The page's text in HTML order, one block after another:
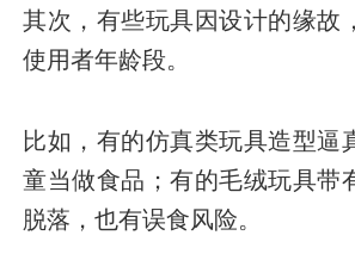
其次，有些玩具因设计的缘故
使用者年龄段。
比如，有的仿真类玩具造型逼
童当做食品；有的毛绒玩具带
脱落，也有误食风险。